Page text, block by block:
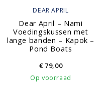
DEAR APRIL
Dear April – Nami
Voedingskussen met
lange banden – Kapok –
Pond Boats
€79,00
Op voorraad